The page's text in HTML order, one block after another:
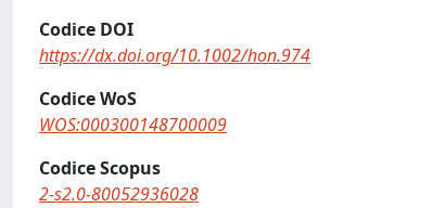
Codice DOI
https://dx.doi.org/10.1002/hon.974
Codice WoS
WOS:000300148700009
Codice Scopus
2-s2.0-80052936028